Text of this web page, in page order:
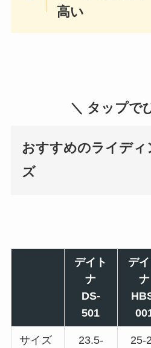
高い
＼ タップで
おすすめのライディ
ズ
デイト
ナ
DS-
501
デイ
ナ
サイズ
23.5-
25-